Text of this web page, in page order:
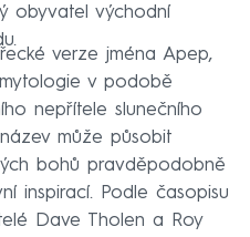
obyvatel východní
verze jména Apep,
v podobě
nepřítele slunečního
může působit
bohů pravděpodobně
inspirací. Podle časopisu
Dave Tholen a Roy